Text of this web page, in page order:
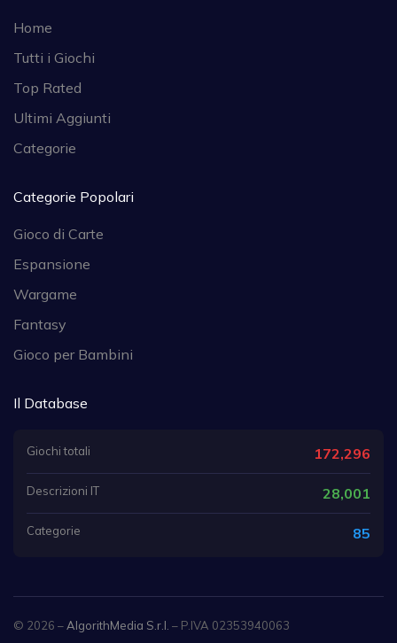
Home
Tutti i Giochi
Top Rated
Ultimi Aggiunti
Categorie
Categorie Popolari
Gioco di Carte
Espansione
Wargame
Fantasy
Gioco per Bambini
Il Database
Giochi totali 172,296
Descrizioni IT 28,001
Categorie 85
© 2026 – AlgorithMedia S.r.l. – P.IVA 02353940063